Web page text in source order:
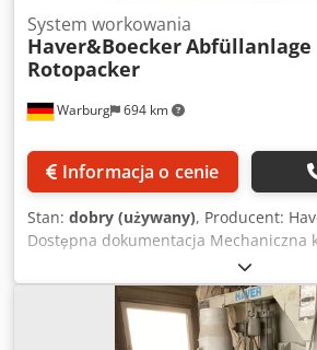
Warburg 694 km
System workowania
Haver&BoeckerAbfüllanlage
Rotopacker
Informacja o cenie
Stan: dobry (używany), Producent:
Dostępna dokumentacja Mechaniczna
50 kg na 25 kg w 1999 r. System
Konwersja do najnowszej wersji z
zamiennych w 2015 r. Obsługiwane
palone, wapno hydratyzowane,